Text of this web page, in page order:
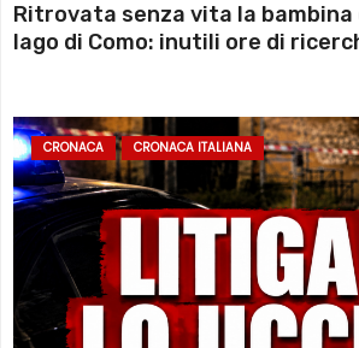
Ritrovata senza vita la bambina
lago di Como: inutili ore di
CRONACA CRONACA ITALIANA